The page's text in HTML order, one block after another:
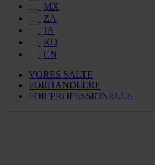
MX
ZA
JA
KO
CN
VORES SALTE
FORHANDLERE
FOR PROFESSIONELLE